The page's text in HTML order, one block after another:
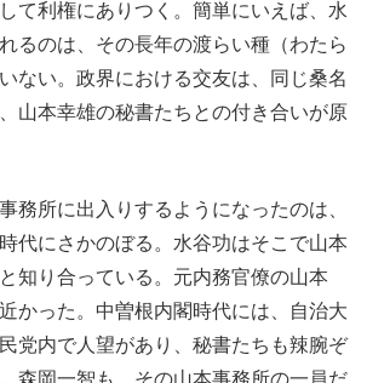
て利権にありつく。簡単にいえば、水
るのは、その長年の渡らい種（わたら
ない。政界における交友は、同じ桑名
山本幸雄の秘書たちとの付き合いが原
務所に出入りするようになったのは、
代にさかのぼる。水谷功はそこで山本
知り合っている。元内務官僚の山本
かった。中曽根内閣時代には、自治大
党内で人望があり、秘書たちも辣腕ぞ
森岡一智も、その山本事務所の一員だ